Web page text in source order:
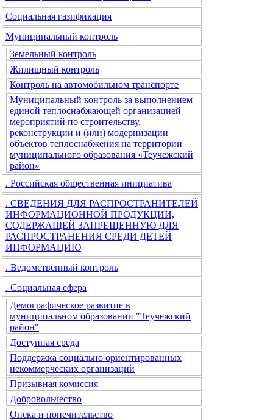
Социальная газификация
Муниципальный контроль
Земельный контроль
Жилищный контроль
Контроль на автомобильном транспорте
Муниципальный контроль за выполнением
единой теплоснабжающей организацией
мероприятий по строительству,
реконструкции и (или) модернизации
объектов теплоснабжения на территории
муниципального образования «Теучежский
район»
. Российская общественная инициатива
. СВЕДЕНИЯ ДЛЯ РАСПРОСТРАНИТЕЛЕЙ
ИНФОРМАЦИОННОЙ ПРОДУКЦИИ,
СОДЕРЖАЩЕЙ ЗАПРЕЩЕННУЮ ДЛЯ
РАСПРОСТРАНЕНИЯ СРЕДИ ДЕТЕЙ
ИНФОРМАЦИЮ
. Ведомственный контроль
. Социальная сфера
Демографическое развитие в
муниципальном образовании "Теучежский
район"
Доступная среда
Поддержка социально ориентированных
некоммерческих организаций
Призывная комиссия
Добровольчество
Опека и попечительство